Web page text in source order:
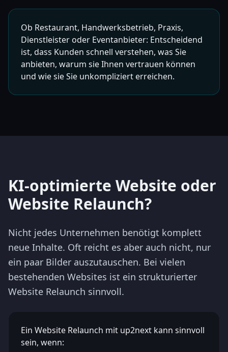
Ob Restaurant, Handwerksbetrieb, Praxis,
Dienstleister oder Eventanbieter: Entscheidend
ist, dass Kunden schnell verstehen, was Sie
anbieten, warum sie Ihnen vertrauen können
und wie sie Sie unkompliziert erreichen.
KI-optimierte Website oder
Website Relaunch?
Nicht jedes Unternehmen benötigt komplett
neue Inhalte. Oft reicht es aber auch nicht, nur
ein paar Bilder auszutauschen. Bei vielen
bestehenden Websites ist ein strukturierter
Website Relaunch sinnvoll.
Ein Website Relaunch mit up2next kann sinnvoll
sein, wenn: